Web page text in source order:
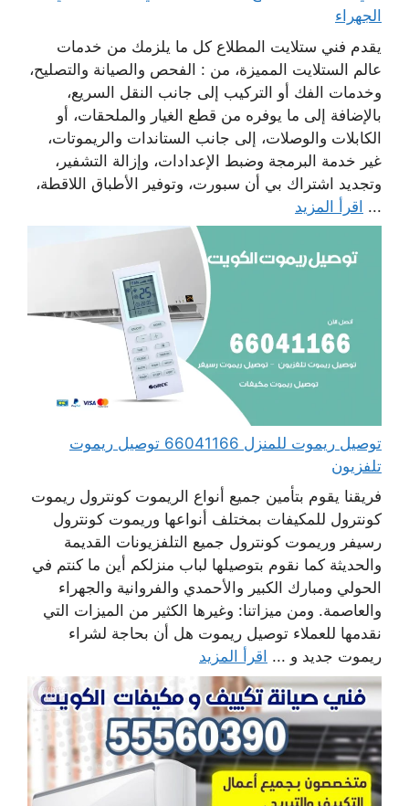
الجهراء
يقدم فني ستلايت المطلاع كل ما يلزمك من خدمات
عالم الستلايت المميزة، من : الفحص والصيانة والتصليح،
وخدمات الفك أو التركيب إلى جانب النقل السريع،
بالإضافة إلى ما يوفره من قطع الغيار والملحقات، أو
الكابلات والوصلات، إلى جانب الستاندات والريموتات،
غير خدمة البرمجة وضبط الإعدادات، وإزالة التشفير،
وتجديد اشتراك بي أن سبورت، وتوفير الأطباق اللاقطة،
... اقرأ المزيد
توصيل ريموت للمنزل 66041166 توصيل ريموت
تلفزيون
فريقنا يقوم بتأمين جميع أنواع الريموت كونترول ريموت
كونترول للمكيفات بمختلف أنواعها وريموت كونترول
رسيفر وريموت كونترول جميع التلفزيونات القديمة
والحديثة كما نقوم بتوصيلها لباب منزلكم أين ما كنتم في
الحولي ومبارك الكبير والأحمدي والفروانية والجهراء
والعاصمة. ومن ميزاتنا: وغيرها الكثير من الميزات التي
نقدمها للعملاء توصيل ريموت هل أن بحاجة لشراء
ريموت جديد و ... اقرأ المزيد